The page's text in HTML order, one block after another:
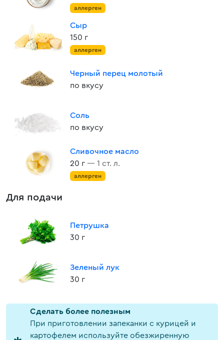
аллерген
Сыр
150 г
аллерген
Черный перец молотый
по вкусу
Соль
по вкусу
Сливочное масло
20 г — 1 ст. л.
аллерген
Для подачи
Петрушка
30 г
Зеленый лук
30 г
Cделать более полезным
При приготовлении запеканки с курицей и
картофелем используйте обезжиренную